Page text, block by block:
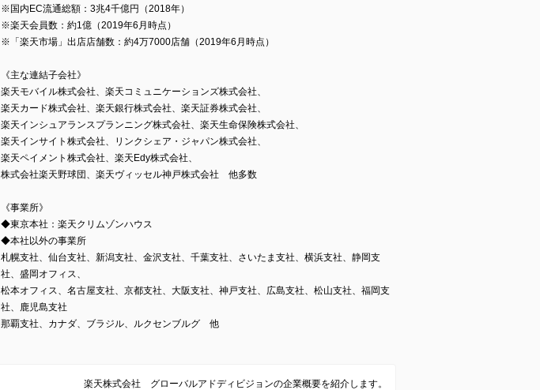
※国内EC流通総額：3兆4千億円（2018年）
※楽天会員数：約1億（2019年6月時点）
※「楽天市場」出店店舗数：約4万7000店舗（2019年6月時点）
《主な連結子会社》
楽天モバイル株式会社、楽天コミュニケーションズ株式会社、
楽天カード株式会社、楽天銀行株式会社、楽天証券株式会社、
楽天インシュアランスプランニング株式会社、楽天生命保険株式会社、
楽天インサイト株式会社、リンクシェア・ジャパン株式会社、
楽天ペイメント株式会社、楽天Edy株式会社、
株式会社楽天野球団、楽天ヴィッセル神戸株式会社 他多数
《事業所》
◆東京本社：楽天クリムゾンハウス
◆本社以外の事業所
札幌支社、仙台支社、新潟支社、金沢支社、千葉支社、さいたま支社、横浜支社、静岡支
社、盛岡オフィス、
松本オフィス、名古屋支社、京都支社、大阪支社、神戸支社、広島支社、松山支社、福岡支
社、鹿児島支社
那覇支社、カナダ、ブラジル、ルクセンブルグ 他
楽天株式会社 グローバルアドディビジョンの企業概要を紹介します。